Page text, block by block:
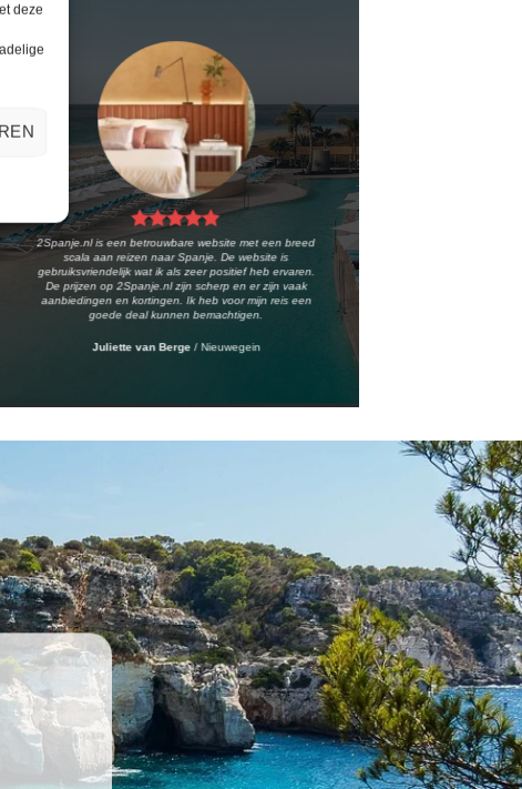
deze
2Spanje.nl is een betrouwbare website met een breed
scala aan reizen naar Spanje. De website is
gebruiksvriendelijk wat ik als zeer positief heb ervaren.
De prijzen op 2Spanje.nl zijn scherp en er zijn vaak
aanbiedingen en kortingen. Ik heb voor mijn reis een
goede deal kunnen bemachtigen.
Juliette van Berge / Nieuwegein